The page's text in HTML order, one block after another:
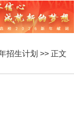
招生计划 >> 正文